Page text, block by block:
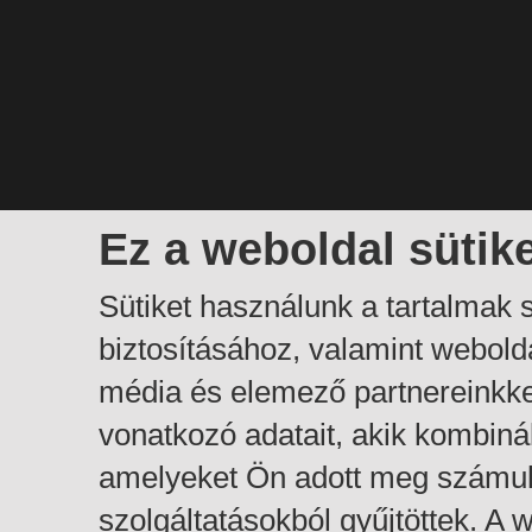
Ez a weboldal
Sütiket használunk a tartalmak
biztosításához, valamint
média és elemező
vonatkozó adatait, akik
amelyeket Ön adott meg
szolgáltatásokból gyűjtöttek. A